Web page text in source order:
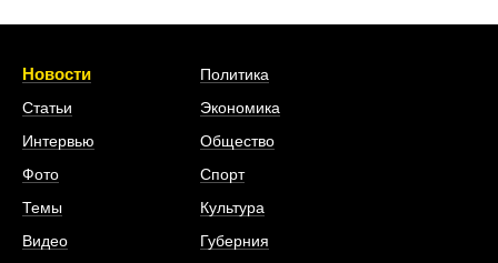
Новости
Статьи
Интервью
Фото
Темы
Видео
Политика
Экономика
Общество
Спорт
Культура
Губерния